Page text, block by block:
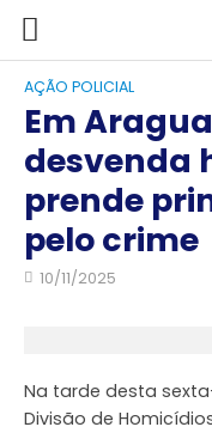
AÇÃO POLICIAL
Em
desvenda
prende
pelo crime
10/11/2025
Na tarde desta
Divisão de